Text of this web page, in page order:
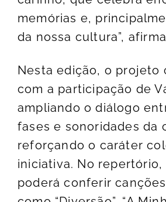
memórias e,
da nossa cultura”,
Nesta edição, o projeto
com a participação de
ampliando o diálogo
fases e sonoridades da
reforçando o caráter
iniciativa. No
poderá conferir